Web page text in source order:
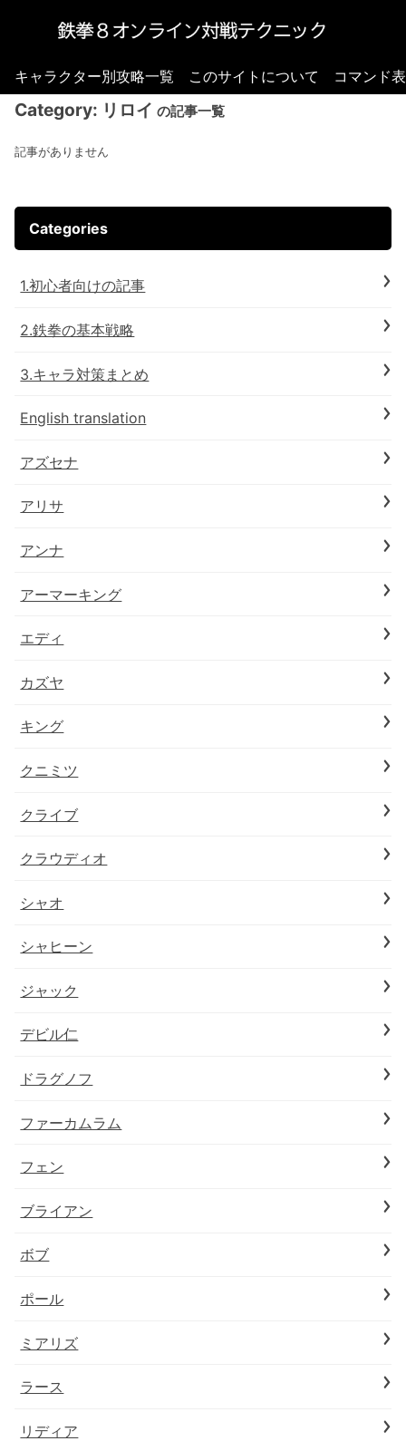
キャラクター別攻略一覧 このサイトについて コマンド
Category: リロイ の記事一覧
記事がありません
Categories
1.初心者向けの記事
2.鉄拳の基本戦略
3.キャラ対策まとめ
English translation
アズセナ
アリサ
アンナ
アーマーキング
エディ
カズヤ
キング
クニミツ
クライブ
クラウディオ
シャオ
シャヒーン
ジャック
デビル仁
ドラグノフ
ファーカムラム
フェン
ブライアン
ボブ
ポール
ミアリズ
ラース
リディア